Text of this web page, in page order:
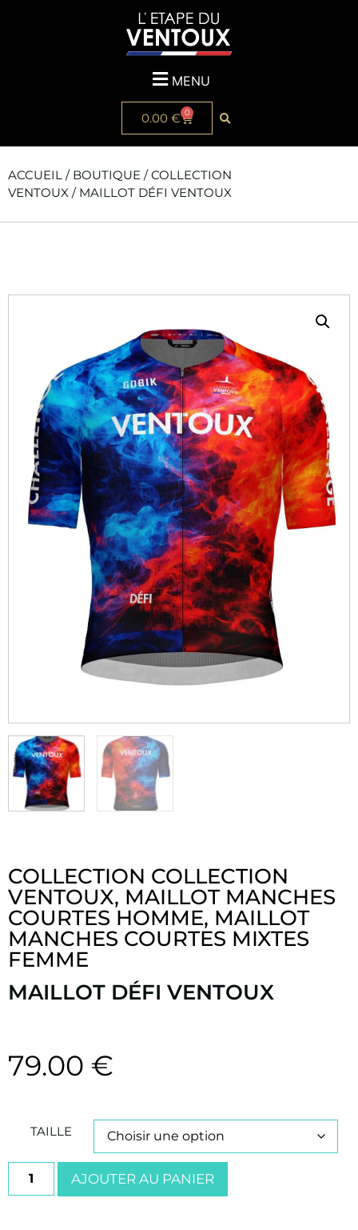
MENU
0.00 € 0
ACCUEIL / BOUTIQUE /COLLECTION
VENTOUX / MAILLOT DÉFI VENTOUX
COLLECTION COLLECTION
VENTOUX, MAILLOT MANCHES
COURTES HOMME, MAILLOT
MANCHES COURTES MIXTES
FEMME
MAILLOT DÉFI VENTOUX
79.00 €
TAILLE
AJOUTER AU PANIER